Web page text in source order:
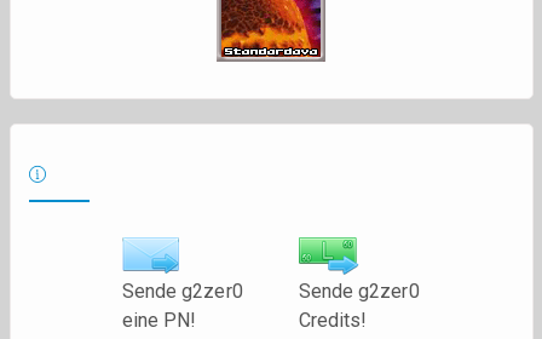
Sende g2zer0
eine PN!
Sende g2zer0
Credits!